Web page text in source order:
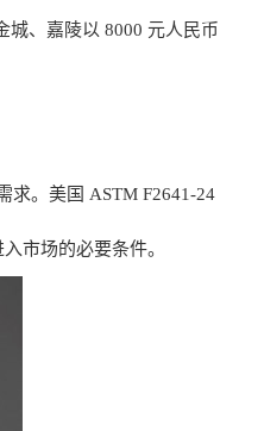
城、嘉陵以 8000 元人民币
求。美国 ASTM F2641-24
市场的必要条件。